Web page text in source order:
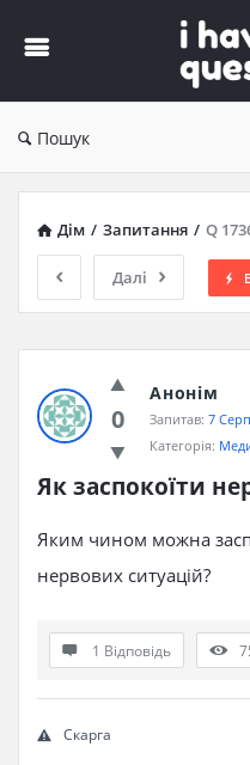
Пошук
Дім / Запитання / Q
Далі
0
Анонім
Запитав: 7
Категорія:
Як заспокоїти
Яким чином можна
нервових ситуацій?
1 Відповідь
Скарга